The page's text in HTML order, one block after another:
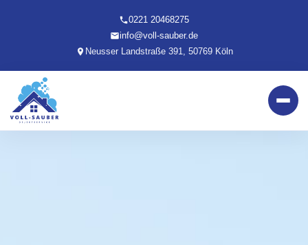
0221 20468275
info@voll-sauber.de
Neusser Landstraße 391, 50769 Köln